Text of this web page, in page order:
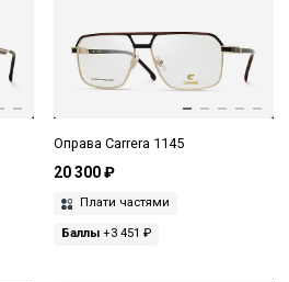
Оправа Carrera 1145
20 300 ₽
Плати частями
Баллы+3 451 ₽